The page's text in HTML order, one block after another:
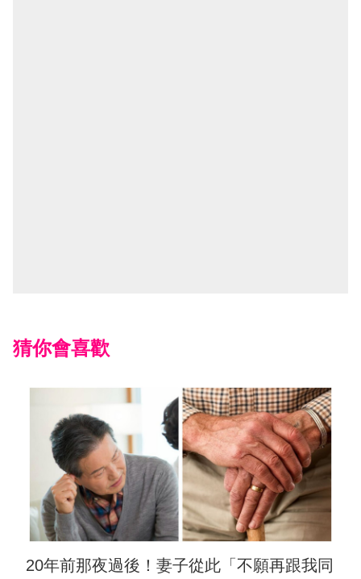
猜你會喜歡
20年前那夜過後！妻子從此「不願再跟我同